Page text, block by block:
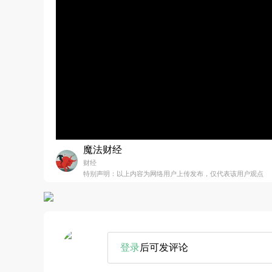
魔法财经
财经
特别声明：以上内容为网络用户上传发布，仅代表该用户观点
登录后可发评论